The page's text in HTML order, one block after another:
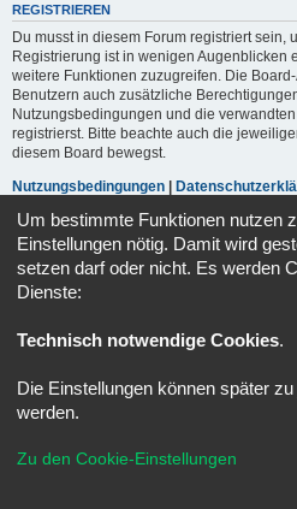
REGISTRIEREN
Du musst in diesem Forum registriert sein,
Registrierung ist in wenigen Augenblicken
weitere Funktionen zuzugreifen. Die
Benutzern auch zusätzliche
Nutzungsbedingungen und die
registrierst. Bitte beachte auch die
diesem Board bewegst.
Nutzungsbedingungen
Registrieren
Powered byphpBB ® Forum
Datenschutz|
Um bestimmte Funktionen nutzen
Einstellungen nötig. Damit wird
setzen darf oder nicht. Es werden
Dienste:
Technisch notwendige Cookies.
Die Einstellungen können später
werden.
Zu den Cookie-Einstellungen